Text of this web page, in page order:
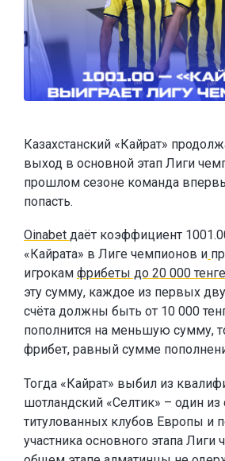
Казахстанский «Кайрат»
выход в основной этап Лиги
прошлом сезоне команда
попасть.
Oinabet даёт коэффициент
«Кайрата» в Лиге чемпионов и
игрокам фрибеты до 20 000 тенге
эту сумму, каждое из первых
счёта должны быть от 10 000
пополнится на меньшую сумму,
фрибет, равный сумме
Тогда «Кайрат» выбил из
шотландский «Селтик» – один
титулованных клубов Европы и
участника основного этапа Лиги